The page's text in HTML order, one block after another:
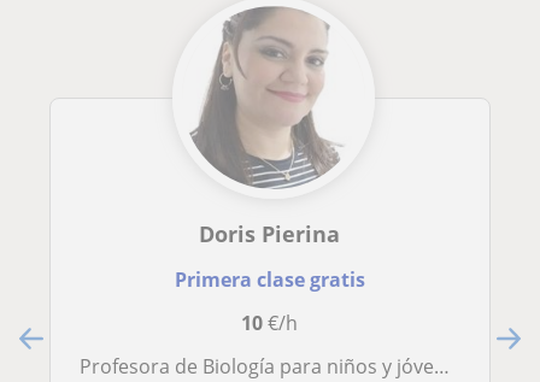
Doris Pierina
Primera clase gratis
10€/h
Profesora de Biología para niños y jóvenes en edad Escolar